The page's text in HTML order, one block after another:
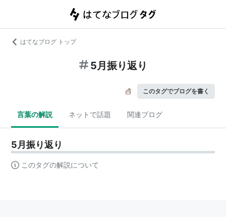
はてなブログ トップ
5月振り返り
このタグでブログを書く
言葉の解説 ネットで話題 関連ブログ
5月振り返り
このタグの解説について